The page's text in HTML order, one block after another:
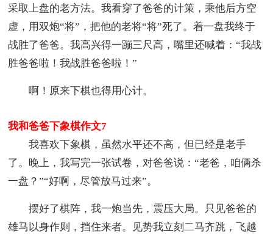
采取上盘的老方法。我看穿了爸爸的计策，乘他后方空
虚，用双炮“将”，把他的老将“将”死了。着一盘我终于
战胜了爸爸。我高兴得一蹦三尺高，嘴里还喊着：“我战
胜爸爸啦！我战胜爸爸啦！”
啊！原来下棋也得用心计。
我和爸爸下象棋作文7
我喜欢下象棋，虽然水平还不高，但已经是老手
了。晚上，我写完一张试卷，对爸爸说：“老爸，咱俩杀
一盘？”“好啊，尽管放马过来”。
摆好了棋阵，我一炮当先，震压大局。只见爸爸的
雄马以身作则，挡住来者。见势我立刻二马齐跳，飞越